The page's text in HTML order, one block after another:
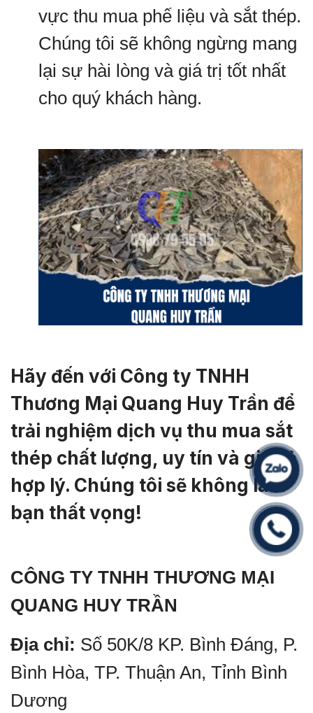
vực thu mua phế liệu và sắt thép.
Chúng tôi sẽ không ngừng mang
lại sự hài lòng và giá trị tốt nhất
cho quý khách hàng.
Hãy đến với Công ty TNHH
Thương Mại Quang Huy Trần để
trải nghiệm dịch vụ thu mua sắt
thép chất lượng, uy tín và giá cả
hợp lý. Chúng tôi sẽ không làm
bạn thất vọng!
CÔNG TY TNHH THƯƠNG MẠI
QUANG HUY TRẦN
Địa chỉ: Số 50K/8 KP. Bình Đáng, P.
Bình Hòa, TP. Thuận An, Tỉnh Bình
Dương